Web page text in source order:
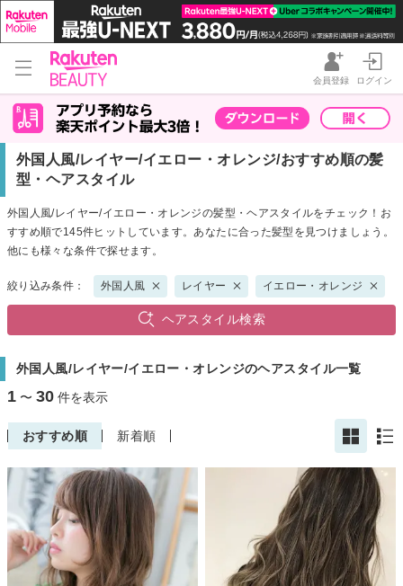
会員登録 ログイン
外国人風/レイヤー/イエロー・オレンジ/おすすめ順の髪
型・ヘアスタイル
外国人風/レイヤー/イエロー・オレンジの髪型・ヘアスタイルをチェック！お
すすめ順で145件ヒットしています。あなたに合った髪型を見つけましょう。
他にも様々な条件で探せます。
絞り込み条件： 外国人風 レイヤー イエロー・オレンジ
ヘアスタイル検索
外国人風/レイヤー/イエロー・オレンジのヘアスタイル一覧
1 〜 30 件を表示
おすすめ順 新着順